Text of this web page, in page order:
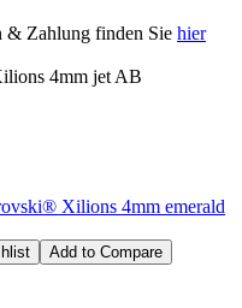
& Zahlung finden Sie hier
4mm jet AB
Add to Compare